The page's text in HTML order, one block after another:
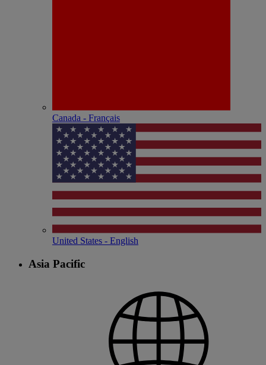
Canada - Français
United States - English
Asia Pacific